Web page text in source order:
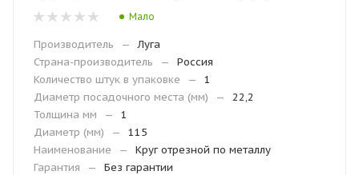
Мало
Производитель —
Луга
Страна-производитель
—
Россия
Количество штук в упаковке
—
1
Диаметр посадочного места (мм)
—
22,2
Толщина мм
—
1
Диаметр (мм)
—
115
Наименование
—
Круг отрезной по металлу
Гарантия
—
Без гарантии